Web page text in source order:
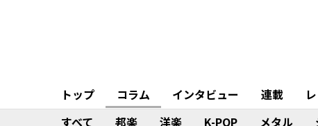
トップ コラム インタビュー 連載
すべて
邦楽 洋楽 K-POP メタル